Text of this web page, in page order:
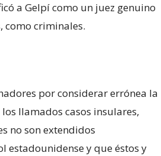
a Gelpí como un juez genuino
como criminales.
por considerar errónea la
llamados casos insulares,
no son extendidos
estadounidense y que éstos y